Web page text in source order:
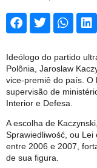
Ideólogo do partido
Polônia, Jaroslaw
vice-premiê do país. O
supervisão de
Interior e Defesa.
A escolha de
Sprawiedliwość, ou
entre 2006 e 2007,
de sua figura.